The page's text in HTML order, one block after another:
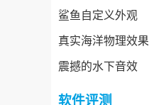
鲨鱼自定义外观
真实海洋物理效果
震撼的水下音效
软件评测